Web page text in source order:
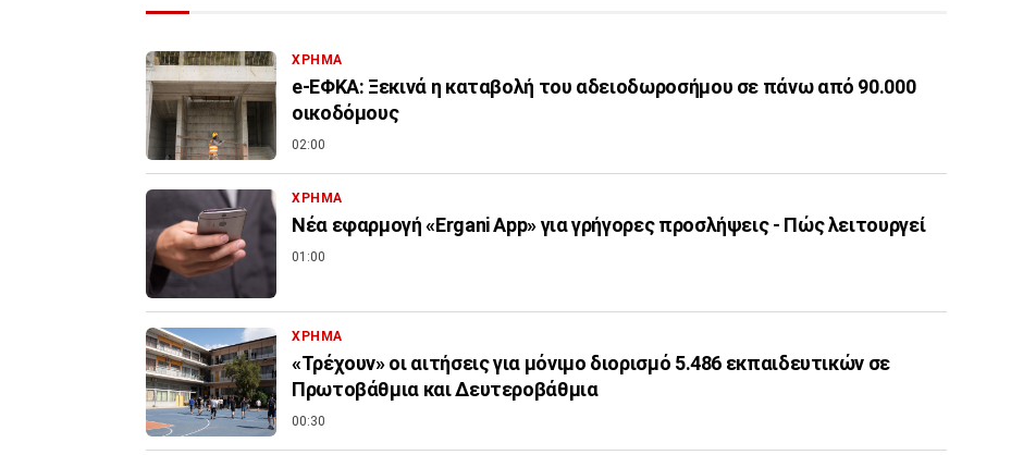
ΧΡΗΜΑ
e-ΕΦΚΑ: Ξεκινά η καταβολή του αδειοδωροσήμου σε πάνω από 90.000
οικοδόμους
02:00
ΧΡΗΜΑ
Νέα εφαρμογή «Ergani App» για γρήγορες προσλήψεις - Πώς λειτουργεί
01:00
ΧΡΗΜΑ
«Τρέχουν» οι αιτήσεις για μόνιμο διορισμό 5.486 εκπαιδευτικών σε
Πρωτοβάθμια και Δευτεροβάθμια
00:30